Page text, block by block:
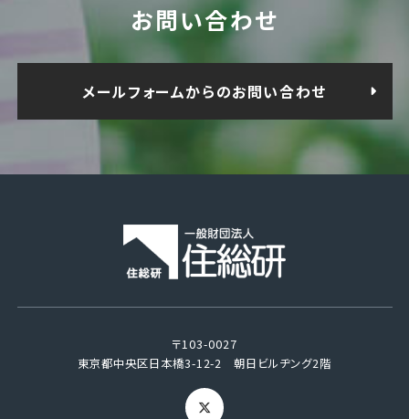
お問い合わせ
メールフォームからのお問い合わせ
〒103-0027
東京都中央区日本橋3-12-2 朝日ビルヂング2階